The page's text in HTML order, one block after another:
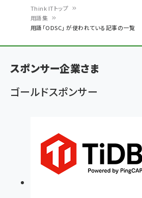
ン
く
ず
Think ITトップ
用語集
用語「ODSC」 が使われている記事の一覧
スポンサー企業さま
ゴールドスポンサー